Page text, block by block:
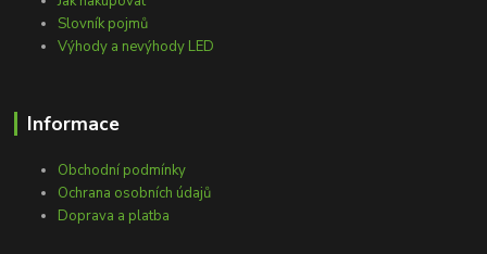
Slovník pojmů
Výhody a nevýhody LED
Informace
Obchodní podmínky
Ochrana osobních údajů
Doprava a platba